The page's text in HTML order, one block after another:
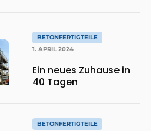
BETONFERTIGTEILE
1. APRIL 2024
Ein neues Zuhause in
40 Tagen
BETONFERTIGTEILE